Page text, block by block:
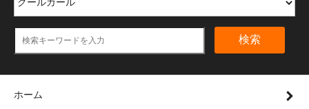
検索
ホーム